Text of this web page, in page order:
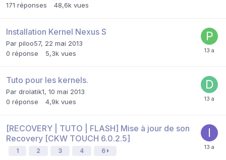
171 réponses 48,6k vues
Installation Kernel Nexus S
Par piloo57, 22 mai 2013
0 réponse 5,3k vues
Tuto pour les kernels.
Par drolatik1, 10 mai 2013
0 réponse 4,9k vues
[RECOVERY | TUTO | FLASH] Mise à jour de son
Recovery [CKW TOUCH 6.0.2.5]
1 2 3 4 6